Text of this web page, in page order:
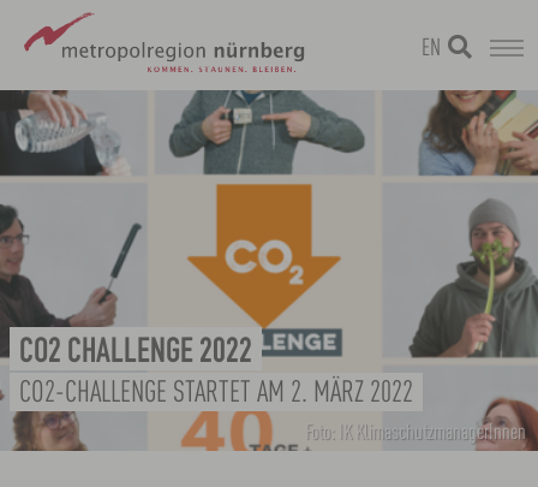
Zum
Hauptinhalt
springen
metropolregion
EN
CO2 CHALLENGE 2022
CO2-CHALLENGE STARTET AM 2. MÄRZ 2022
Foto: IK KlimaschutzmanagerInnen